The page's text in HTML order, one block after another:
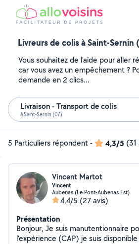
Livreurs de colis à Saint-
Vous souhaitez de l'aide pour aller
car vous avez un empêchement ?
demande en 2 clics...
Livraison - Transport de colis
à Saint-Sernin (07)
5 Particuliers répondent- 4,3/5 (31
Vincent Martot
Vincent
Aubenas (Le Pont-Aubenas Est)
4,4/5 (27 avis)
Présentation
Bonjour, Je suis manutentionnaire
l'expérience (CAP) je suis